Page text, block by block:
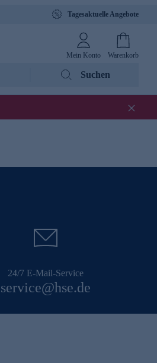
Tagesaktuelle Angebote
Mein Konto Warenkorb
Suchen
24/7 E-Mail-Service
service@hse.de